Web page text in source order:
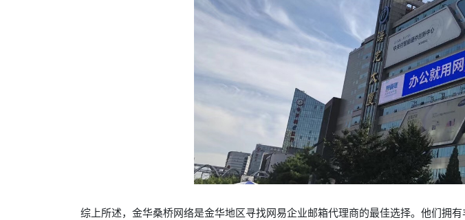
综上所述，金华桑桥网络是金华地区寻找网易企业邮箱代理商的最佳选择。他们拥